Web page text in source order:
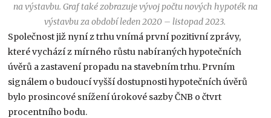
na výstavbu. Graf také zobrazuje vývoj počtu nových hypoték na
výstavbu za období leden 2020 – listopad 2023.
Společnost již nyní z trhu vnímá první pozitivní zprávy,
které vychází z mírného růstu nabíraných hypotečních
úvěrů a zastavení propadu na stavebním trhu. Prvním
signálem o budoucí vyšší dostupnosti hypotečních úvěrů
bylo prosincové snížení úrokové sazby ČNB o čtvrt
procentního bodu.